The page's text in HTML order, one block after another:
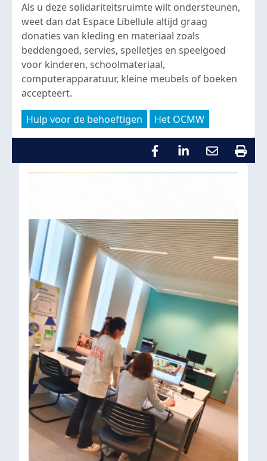
Als u deze solidariteitsruimte wilt ondersteunen,
weet dan dat Espace Libellule altijd graag
donaties van kleding en materiaal zoals
beddengoed, servies, spelletjes en speelgoed
voor kinderen, schoolmateriaal,
computerapparatuur, kleine meubels of boeken
accepteert.
Hulp voor de behoeftigen
Het OCMW